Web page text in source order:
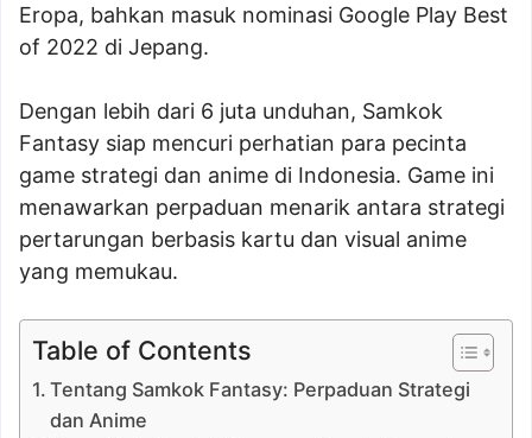
Eropa, bahkan masuk nominasi Google Play Best
of 2022 di Jepang.
Dengan lebih dari 6 juta unduhan, Samkok
Fantasy siap mencuri perhatian para pecinta
game strategi dan anime di Indonesia. Game ini
menawarkan perpaduan menarik antara strategi
pertarungan berbasis kartu dan visual anime
yang memukau.
Table of Contents
Tentang Samkok Fantasy: Perpaduan Strategi
dan Anime